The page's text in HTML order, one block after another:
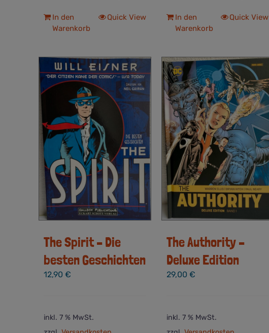
In den
Warenkorb
Quick View
In den
Warenkorb
Quick View
The Spirit – Die
besten Geschichten
12,90 €
inkl. 7 % MwSt.
The Authority –
Deluxe Edition
29,00 €
inkl. 7 % MwSt.